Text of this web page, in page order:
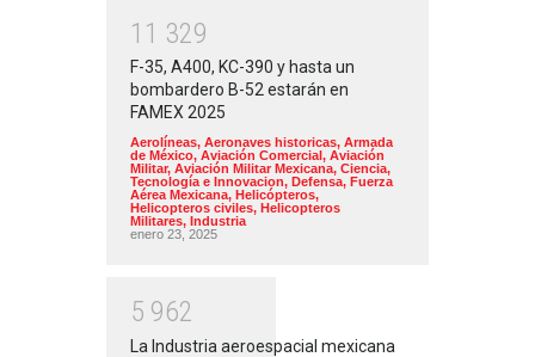
1 1 329
F-35, A400, KC-390 y hasta un
bombardero B-52 estarán en
FAMEX 2025
Aerolíneas, Aeronaves historicas, Armada
de México, Aviación Comercial, Aviación
Militar, Aviación Militar Mexicana, Ciencia,
Tecnología e Innovacion, Defensa, Fuerza
Aérea Mexicana, Helicópteros,
Helicopteros civiles, Helicopteros
Militares, Industria
enero 23, 2025
5 962
La Industria aeroespacial mexicana